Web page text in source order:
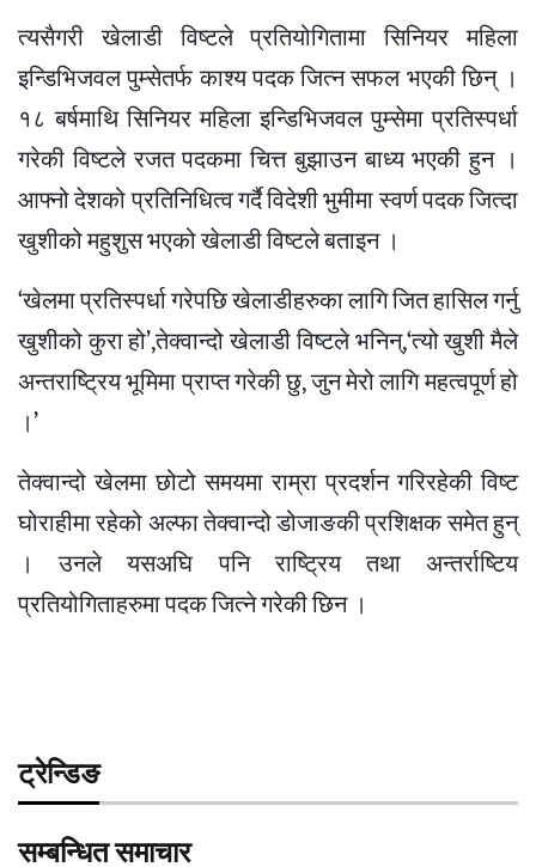
त्यसैगरी खेलाडी विष्टले प्रतियोगितामा सिनियर महिला
इन्डिभिजवल पुम्सेतर्फ काश्य पदक जित्न सफल भएकी छिन् ।
१८ बर्षमाथि सिनियर महिला इन्डिभिजवल पुम्सेमा प्रतिस्पर्धा
गरेकी विष्टले रजत पदकमा चित्त बुझाउन बाध्य भएकी हुन ।
आफ्नो देशको प्रतिनिधित्व गर्दै विदेशी भुमीमा स्वर्ण पदक जित्दा
खुशीको महुशुस भएको खेलाडी विष्टले बताइन ।
‘खेलमा प्रतिस्पर्धा गरेपछि खेलाडीहरुका लागि जित हासिल गर्नु
खुशीको कुरा हो’,तेक्वान्दो खेलाडी विष्टले भनिन्,‘त्यो खुशी मैले
अन्तराष्ट्रिय भूमिमा प्राप्त गरेकी छु, जुन मेरो लागि महत्वपूर्ण हो
।’
तेक्वान्दो खेलमा छोटो समयमा राम्रा प्रदर्शन गरिरहेकी विष्ट
घोराहीमा रहेको अल्फा तेक्वान्दो डोजाङकी प्रशिक्षक समेत हुन्
। उनले यसअघि पनि राष्ट्रिय तथा अन्तर्राष्टिय
प्रतियोगिताहरुमा पदक जित्ने गरेकी छिन ।
ट्रेन्डिङ
सम्बन्धित समाचार